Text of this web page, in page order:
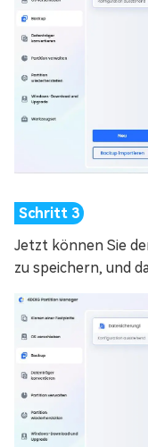
Jetzt können Sie
zu speichern, und